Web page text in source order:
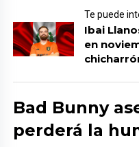
Te puede
Ibai
en
Bad Bunny
perderá la